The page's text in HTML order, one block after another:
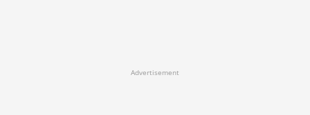
Advertisement